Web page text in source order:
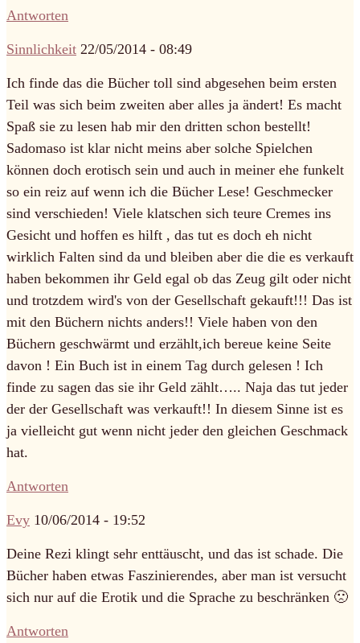
Antworten
Sinnlichkeit 22/05/2014 - 08:49
Ich finde das die Bücher toll sind abgesehen beim ersten
Teil was sich beim zweiten aber alles ja ändert! Es macht
Spaß sie zu lesen hab mir den dritten schon bestellt!
Sadomaso ist klar nicht meins aber solche Spielchen
können doch erotisch sein und auch in meiner ehe funkelt
so ein reiz auf wenn ich die Bücher Lese! Geschmecker
sind verschieden! Viele klatschen sich teure Cremes ins
Gesicht und hoffen es hilft , das tut es doch eh nicht
wirklich Falten sind da und bleiben aber die die es verkauft
haben bekommen ihr Geld egal ob das Zeug gilt oder nicht
und trotzdem wird's von der Gesellschaft gekauft!!! Das ist
mit den Büchern nichts anders!! Viele haben von den
Büchern geschwärmt und erzählt,ich bereue keine Seite
davon ! Ein Buch ist in einem Tag durch gelesen ! Ich
finde zu sagen das sie ihr Geld zählt….. Naja das tut jeder
der der Gesellschaft was verkauft!! In diesem Sinne ist es
ja vielleicht gut wenn nicht jeder den gleichen Geschmack
hat.
Antworten
Evy 10/06/2014 - 19:52
Deine Rezi klingt sehr enttäuscht, und das ist schade. Die
Bücher haben etwas Faszinierendes, aber man ist versucht
sich nur auf die Erotik und die Sprache zu beschränken 🙁
Antworten